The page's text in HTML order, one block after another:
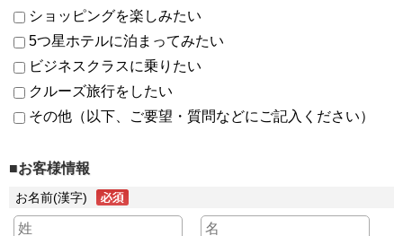
ショッピングを楽しみたい
5つ星ホテルに泊まってみたい
ビジネスクラスに乗りたい
クルーズ旅行をしたい
その他（以下、ご要望・質問などにご記入ください）
■お客様情報
お名前(漢字)